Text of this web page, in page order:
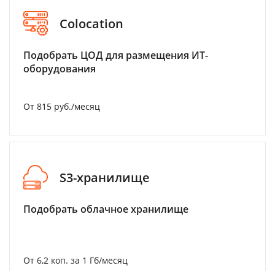
Colocation
Подобрать ЦОД для размещения ИТ-
оборудования
От 815 руб./месяц
S3-хранилище
Подобрать облачное хранилище
От 6,2 коп. за 1 Гб/месяц